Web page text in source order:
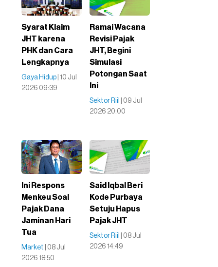
Syarat Klaim
JHT karena
PHK dan Cara
Lengkapnya
Gaya Hidup | 10 Jul
2026 09:39
Ramai Wacana
Revisi Pajak
JHT, Begini
Simulasi
Potongan Saat
Ini
Sektor Riil
| 09 Jul
2026 20:00
Ini Respons
Menkeu Soal
Pajak Dana
Jaminan Hari
Tua
Market
| 08 Jul
2026 18:50
Said Iqbal Beri
Kode Purbaya
Setuju Hapus
Pajak JHT
Sektor Riil
| 08 Jul
2026 14:49